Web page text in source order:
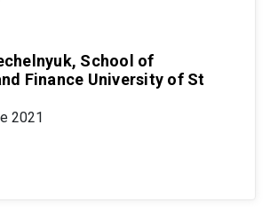
School of
Finance University of St
2021